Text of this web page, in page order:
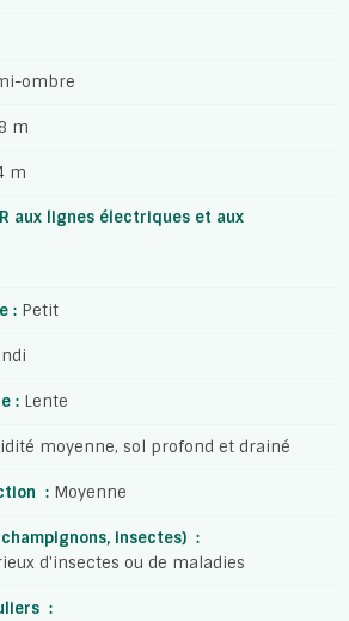
ombre
8 m
m
aux lignes électriques et aux
: Petit
: Lente
moyenne, sol profond et drainé
: Moyenne
insectes) :
d'insectes ou de maladies
: